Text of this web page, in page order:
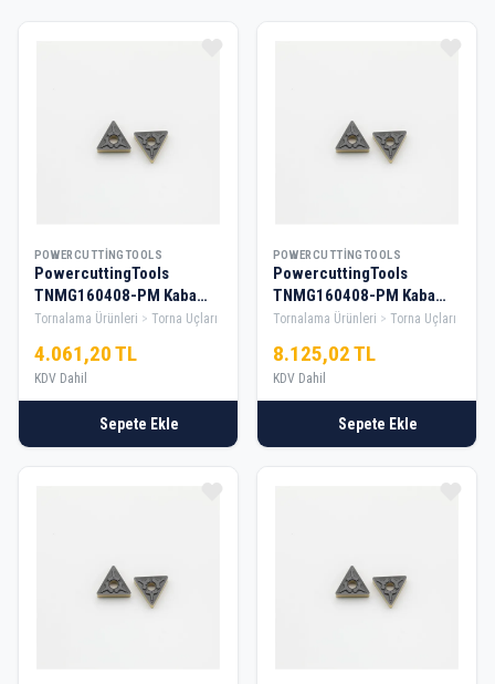
POWERCUTTINGTOOLS
PowercuttingTools
TNMG160408-PM Kaba
Tornalama Elması — 1 Kutu
Tornalama Ürünleri Torna Uçları
4.061,20 TL
KDV Dahil
Sepete Ekle
POWERCUTTINGTOOLS
PowercuttingTools
TNMG160408-PM Kaba
Tornalama Elması — 2 Kutu
Tornalama Ürünleri Torna Uçları
8.125,02 TL
KDV Dahil
Sepete Ekle